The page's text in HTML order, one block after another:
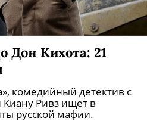
Дон Кихота: 21
комедийный детектив с
Ривз ищет в
русской мафии.